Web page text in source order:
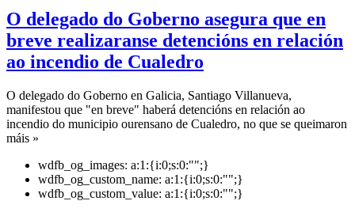
O delegado do Goberno asegura que en
breve realizaranse detencións en relación
ao incendio de Cualedro
O delegado do Goberno en Galicia, Santiago Villanueva,
manifestou que "en breve" haberá detencións en relación ao
incendio do municipio ourensano de Cualedro, no que se queimaron
máis »
wdfb_og_images: a:1:{i:0;s:0:"";}
wdfb_og_custom_name: a:1:{i:0;s:0:"";}
wdfb_og_custom_value: a:1:{i:0;s:0:"";}